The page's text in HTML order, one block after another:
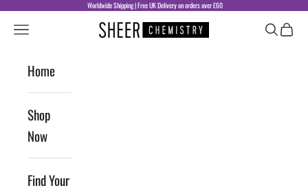
Skip to content Worldwide Shipping | Free UK Delivery on orders over £60
Sheer Chemistry
Navigation menu Search
Cart
Home
Shop
Now
Find Your